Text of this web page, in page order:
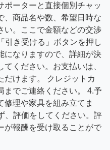
ポーターと直接個別チャッ
、商品名や数、希望日時な
い。ここで金額などの交渉
引き受ける」ボタンを押し
になりますので、詳細が決
ください。お支払いは、
だけます。 クレジットカ
までご連絡ください。 4.予
修理や家具を組み立てま
、評価をしてください。評
が報酬を受け取ることがで